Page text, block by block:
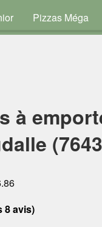
Pizzas Méga
à
8 avis)